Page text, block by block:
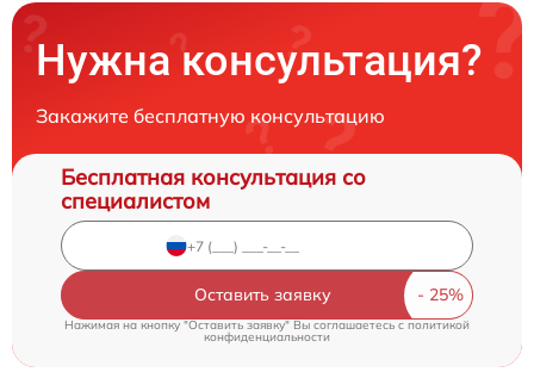
Нужна консультация?
Закажите бесплатную консультацию
Бесплатная консультация со
специалистом
Оставить заявку
Нажимая на кнопку "Оставить заявку" Вы соглашаетесь cполитикой
конфиденциальности